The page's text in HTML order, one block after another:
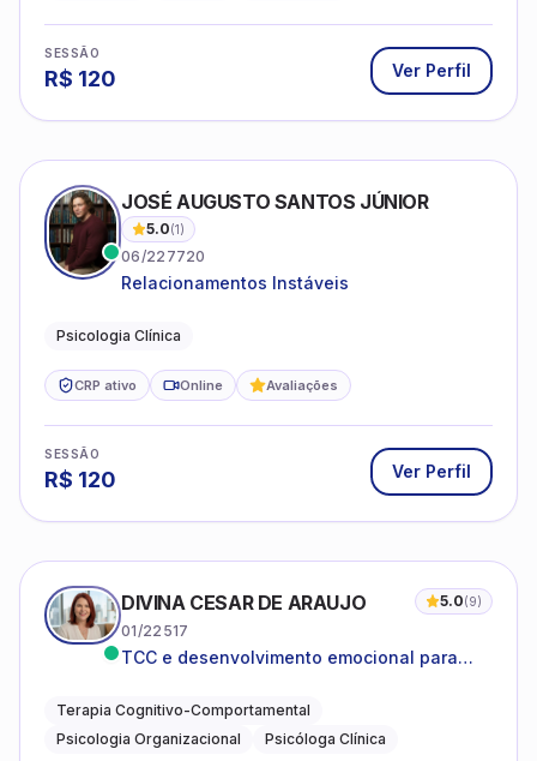
SESSÃO
R$ 120 Ver Perfil
JOSÉ AUGUSTO SANTOS JÚNIOR
5.0(1)
06/227720
Relacionamentos Instáveis
Psicologia Clínica
CRP ativo Online Avaliações
SESSÃO
R$ 120 Ver Perfil
DIVINA CESAR DE ARAUJO 5.0(9)
01/22517
TCC e desenvolvimento emocional para
Terapia Cognitivo-Comportamental
Psicologia Organizacional
Psicóloga Clínica